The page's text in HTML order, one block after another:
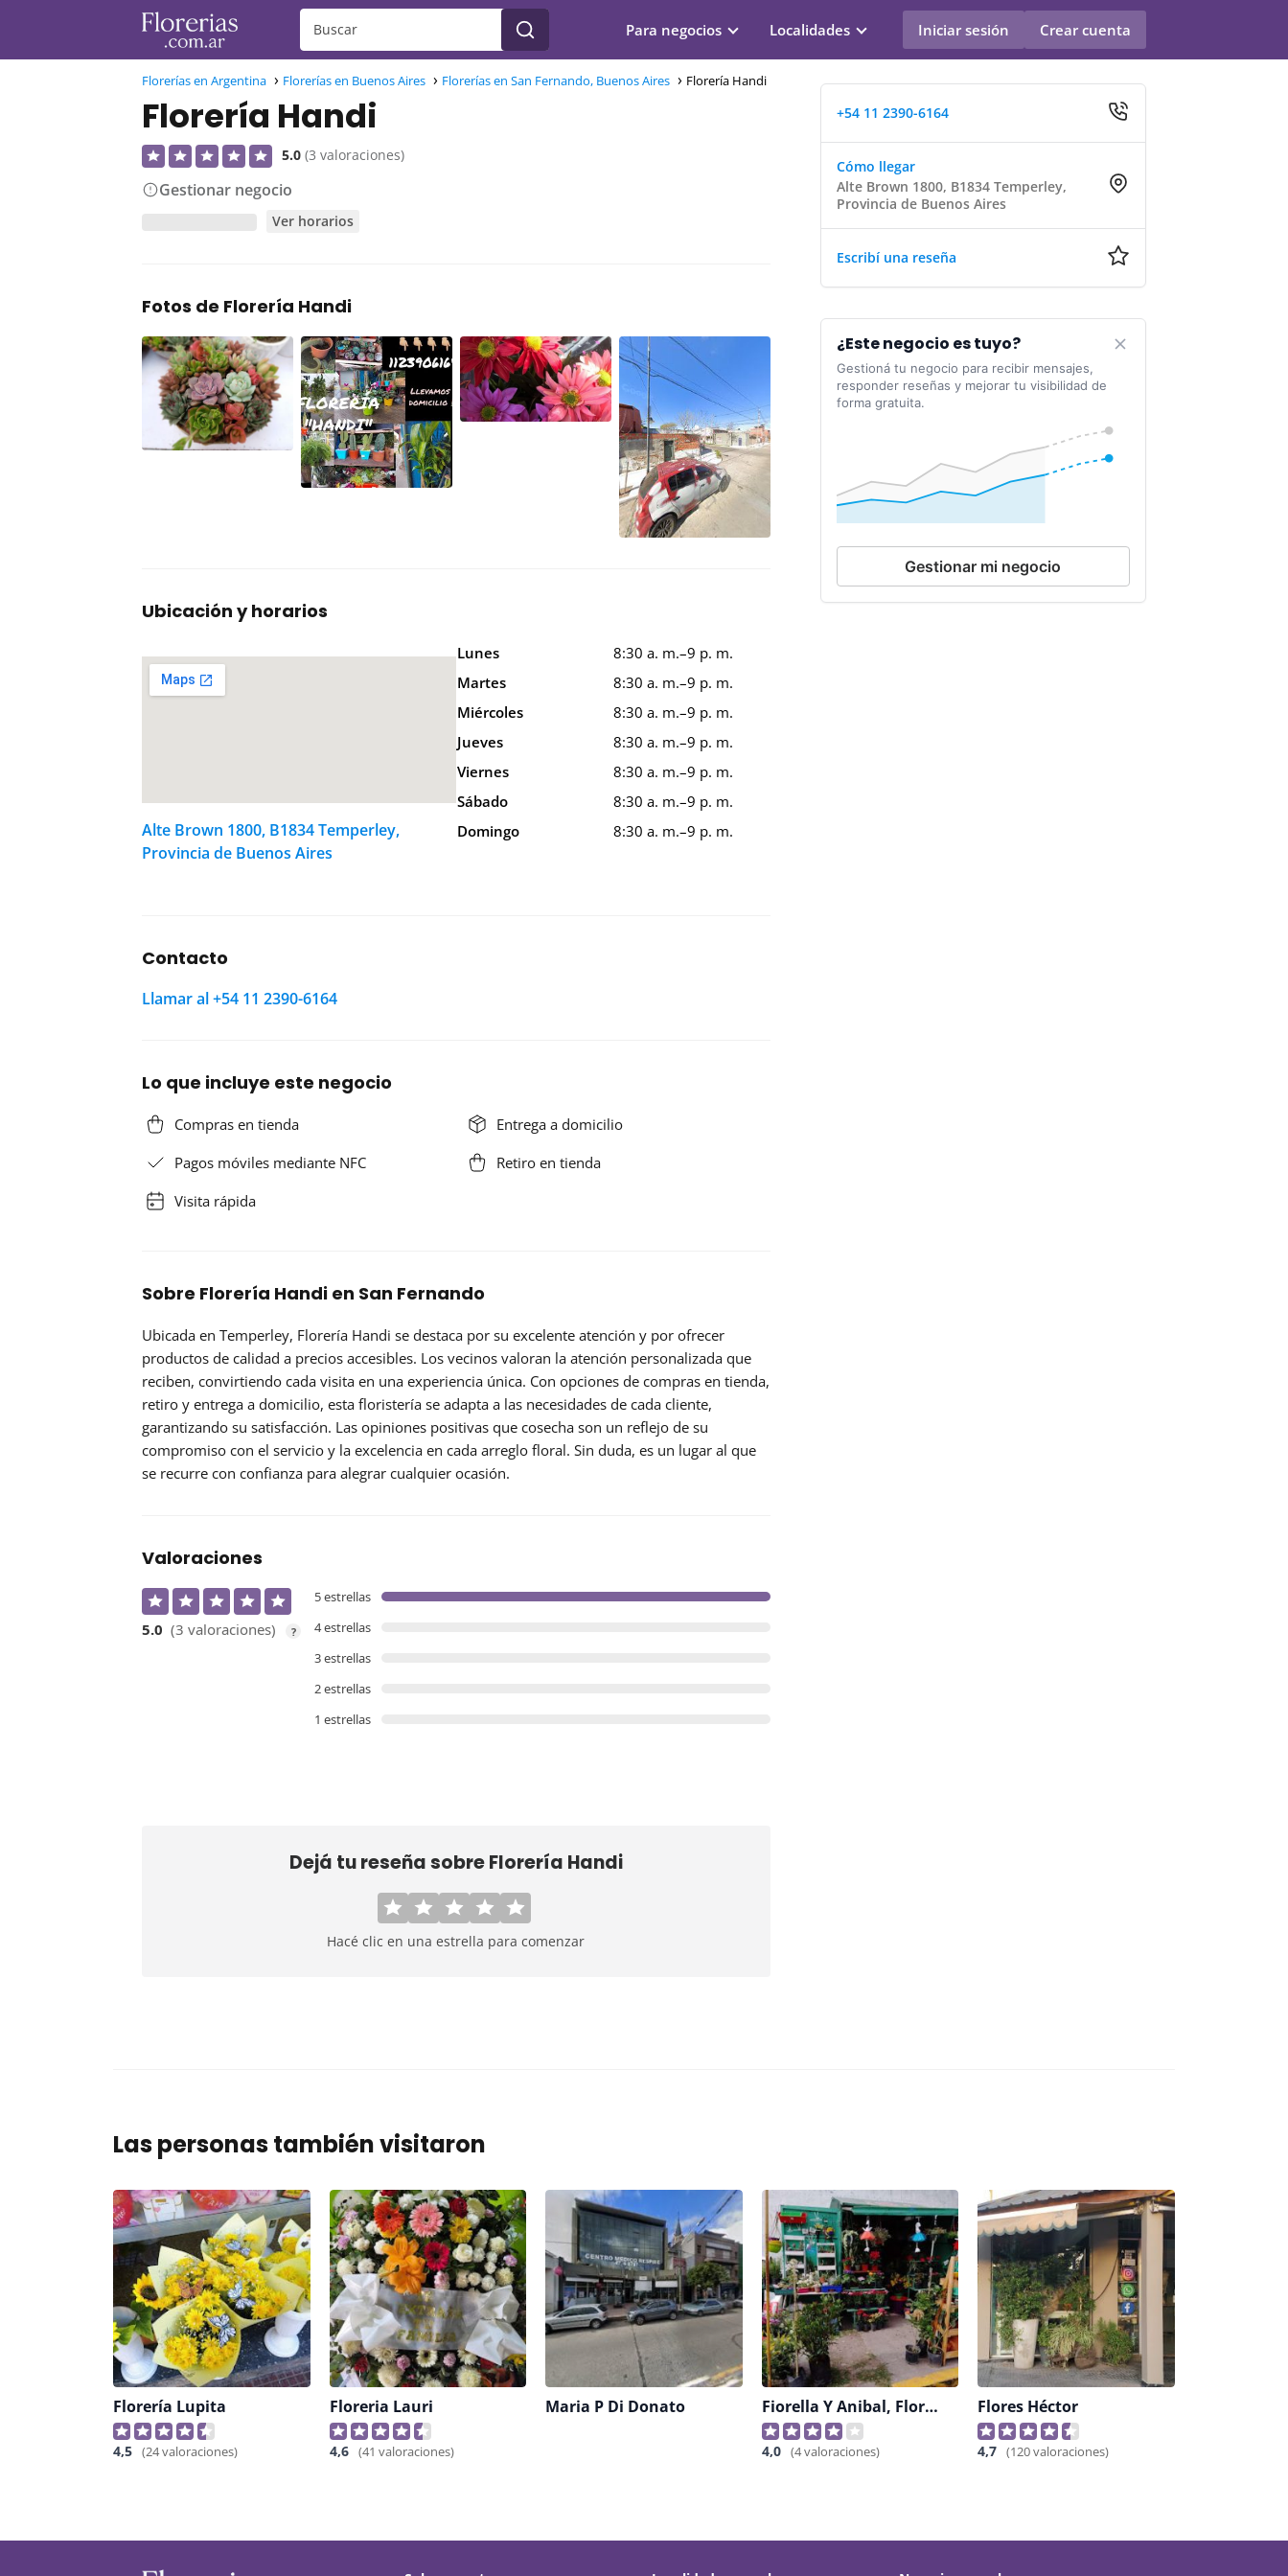
Para negocios Localidades Iniciar sesión Crear cuenta
Florerías en Argentina Florerías en Buenos Aires Florerías en San Fernando, Buenos Aires Florería Handi
Florería Handi
5.0 (3 valoraciones)
Gestionar negocio
Ver horarios
Fotos de Florería Handi
Ubicación y horarios
Alte Brown 1800, B1834 Temperley,
Provincia de Buenos Aires
Lunes
8:30 a. m.–9 p. m.
Martes
8:30 a. m.–9 p. m.
Miércoles
8:30 a. m.–9 p. m.
Jueves
8:30 a. m.–9 p. m.
Viernes
8:30 a. m.–9 p. m.
Sábado
8:30 a. m.–9 p. m.
Domingo
8:30 a. m.–9 p. m.
Contacto
Llamar al +54 11 2390-6164
Lo que incluye este negocio
Compras en tienda
Entrega a domicilio
Pagos móviles mediante NFC
Retiro en tienda
Visita rápida
Sobre Florería Handi en San Fernando
Ubicada en Temperley, Florería Handi se destaca por su excelente atención y por ofrecer
productos de calidad a precios accesibles. Los vecinos valoran la atención personalizada que
reciben, convirtiendo cada visita en una experiencia única. Con opciones de compras en tienda,
retiro y entrega a domicilio, esta floristería se adapta a las necesidades de cada cliente,
garantizando su satisfacción. Las opiniones positivas que cosecha son un reflejo de su
compromiso con el servicio y la excelencia en cada arreglo floral. Sin duda, es un lugar al que
se recurre con confianza para alegrar cualquier ocasión.
Valoraciones
5.0 (3 valoraciones) ?
5 estrellas
4 estrellas
3 estrellas
2 estrellas
1 estrellas
Dejá tu reseña sobreFlorería Handi
Hacé clic en una estrella para comenzar
+54 11 2390-6164
Cómo llegar
Alte Brown 1800, B1834 Temperley,
Provincia de Buenos Aires
Escribí una reseña
¿Este negocio es tuyo?
Gestioná tu negocio para recibir mensajes,
responder reseñas y mejorar tu visibilidad de
forma gratuita.
Gestionar mi negocio
Las personas también visitaron
Florería Lupita
4,5 (24 valoraciones)
Floreria Lauri
4,6 (41 valoraciones)
Maria P Di Donato Fiorella Y Anibal, Floreria
4,0 (4 valoraciones)
Flores Héctor
4,7 (120 valoraciones)